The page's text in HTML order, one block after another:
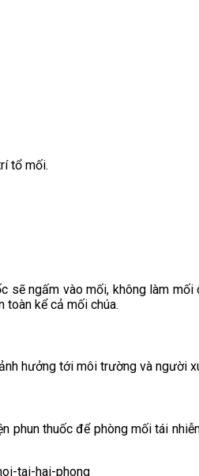
tổ mối.
ngấm vào mối, không làm
toàn kể cả mối chúa.
hưởng tới môi trường và người
thuốc để phòng mối tái